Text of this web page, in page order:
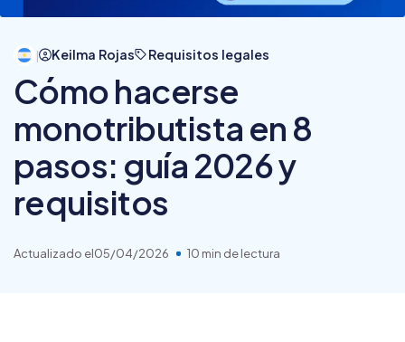
| Keilma Rojas Requisitos legales
Cómo hacerse
monotributista en 8
pasos: guía 2026 y
requisitos
Actualizado el05/04/2026 10 min de lectura